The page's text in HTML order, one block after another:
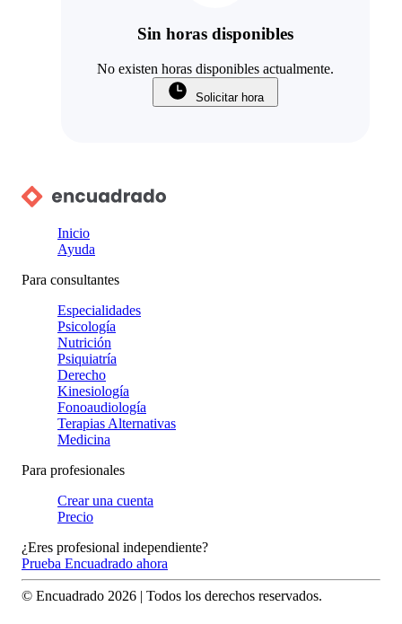
Sin horas disponibles
No existen horas disponibles actualmente.
Solicitar hora
Inicio
Ayuda
Para consultantes
Especialidades
Psicología
Nutrición
Psiquiatría
Derecho
Kinesiología
Fonoaudiología
Terapias Alternativas
Medicina
Para profesionales
Crear una cuenta
Precio
¿Eres profesional independiente?
Prueba Encuadrado ahora
© Encuadrado 2026 | Todos los derechos reservados.